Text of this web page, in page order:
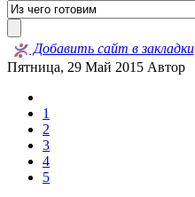
Добавить сайт в закладки
Пятница, 29 Май 2015 Автор
1
2
3
4
5